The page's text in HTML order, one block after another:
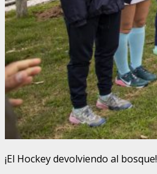
¡El Hockey devolviendo al bosque!